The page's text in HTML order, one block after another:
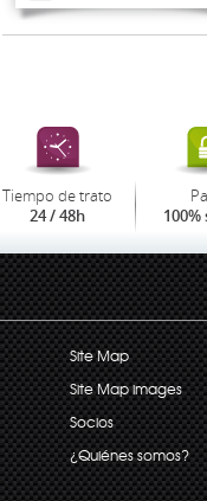
Tiempo de trato
24 / 48h 100%
Site Map
Site Map images
Socios
¿Quiénes somos?